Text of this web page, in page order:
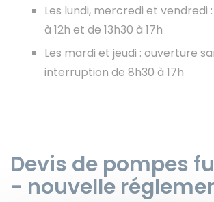
Les lundi, mercredi et vendredi
à 12h et de 13h30 à 17h
Les mardi et jeudi : ouverture
interruption de 8h30 à 17h
Devis de pompes
- nouvelle